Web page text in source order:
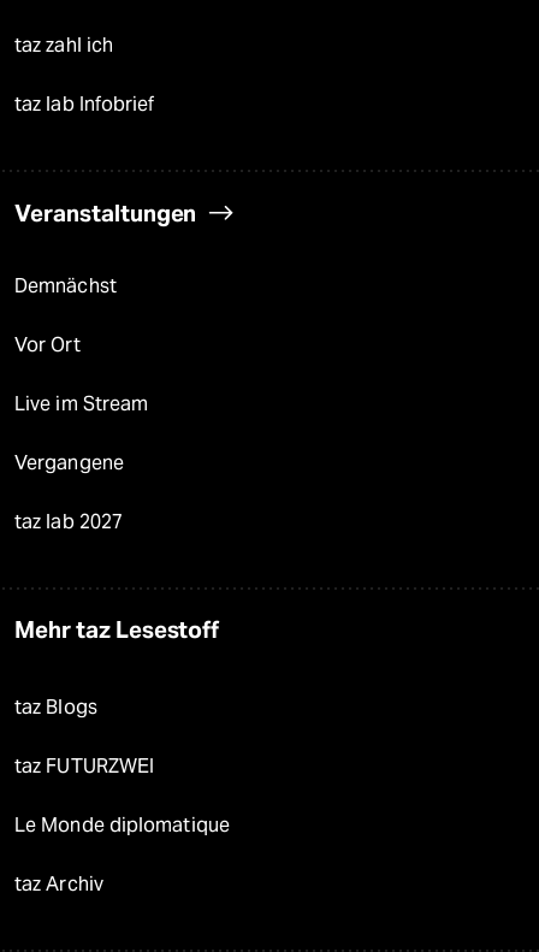
taz zahl ich
taz lab Infobrief
Veranstaltungen
Demnächst
Vor Ort
Live im Stream
Vergangene
taz lab 2027
Mehr taz Lesestoff
taz Blogs
taz FUTURZWEI
Le Monde diplomatique
taz Archiv